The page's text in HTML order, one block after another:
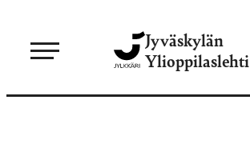
sisältöön
Jyväskylän
Ylioppilaslehti